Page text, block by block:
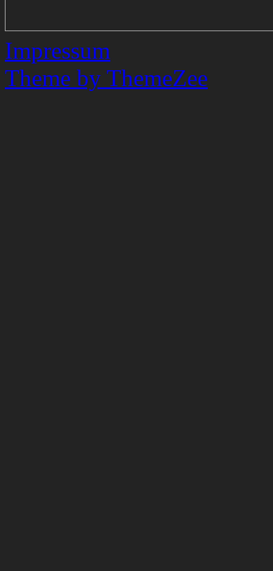
Impressum
Theme by ThemeZee